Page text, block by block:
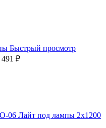
Быстрый просмотр
491 ₽